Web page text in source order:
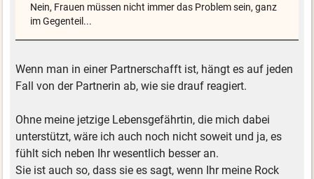
Nein, Frauen müssen nicht immer das Problem sein, ganz
im Gegenteil...
Wenn man in einer Partnerschafft ist, hängt es auf jeden
Fall von der Partnerin ab, wie sie drauf reagiert.
Ohne meine jetzige Lebensgefährtin, die mich dabei
unterstützt, wäre ich auch noch nicht soweit und ja, es
fühlt sich neben Ihr wesentlich besser an.
Sie ist auch so, dass sie es sagt, wenn Ihr meine Rock